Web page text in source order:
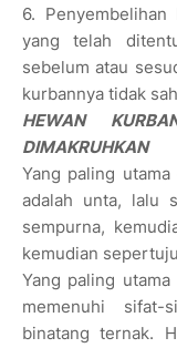
6.
yang telah
sebelum atau
kurbannya tidak
HEWAN
DIMAKRUHKAN
Yang paling
adalah unta, lalu
sempurna,
kemudian
Yang paling
memenuhi
binatang ternak.